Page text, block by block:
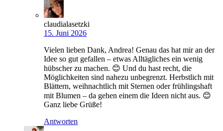
claudialasetzki
15. Juni 2026
Vielen lieben Dank, Andrea! Genau das hat mir an der
Idee so gut gefallen – etwas Alltägliches ein wenig
hübscher zu machen. 😊 Und du hast recht, die
Möglichkeiten sind nahezu unbegrenzt. Herbstlich mit
Blättern, weihnachtlich mit Sternen oder frühlingshaft
mit Blumen – da gehen einem die Ideen nicht aus. 😊
Ganz liebe Grüße!
Antworten